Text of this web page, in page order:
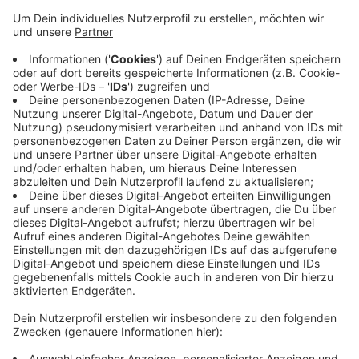
Die Frage, die sich wohl viele von uns stellen: sind die
auch für die Fässerdiebstähle in Bocholt
verantwortlich? Das wissen wir noch nicht, sagt die
Polizei. Die Ermittlungen laufen. In Rhede hatten die
Männer die Kisten schon in ihren schwarzen
Transporter geladen, wurden aber von Zeugen
erwischt. Die Polizei konnte sie dann nach einer
Verfolgunsjagd am Ortseingang von Borken stellen. Es
handelt sich um polizeibekannte Männer aus Marl im
Alter zwischen 21 und 25 Jahren.
Anzeige